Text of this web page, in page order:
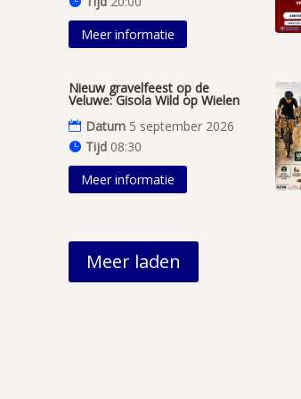
Meer informatie
Nieuw gravelfeest op de
Veluwe: Gisola Wild op Wielen
Datum 5 september 2026
Tijd 08:30
Meer informatie
Meer laden